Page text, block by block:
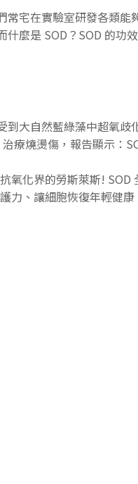
常宅在實驗室研發各類
什麼是 SOD？SOD 的功
到大自然藍綠藻中超氧
療燒燙傷，報告顯示：
氧化界的勞斯萊斯!
力、讓細胞恢復年輕健康